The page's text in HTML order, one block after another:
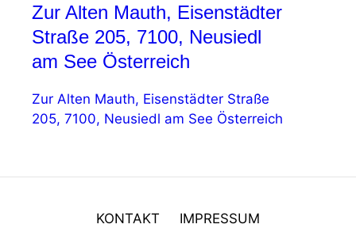
Zur Alten Mauth, Eisenstädter
Straße 205, 7100, Neusiedl
am See Österreich
Zur Alten Mauth, Eisenstädter Straße
205, 7100, Neusiedl am See Österreich
KONTAKT IMPRESSUM